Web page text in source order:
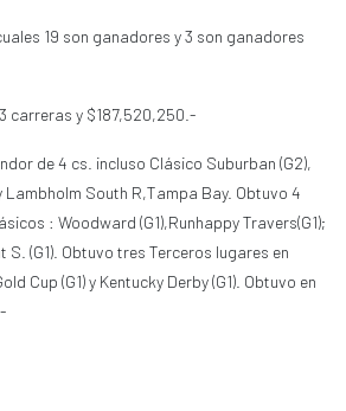
19 son ganadores y 3 son ganadores
carreras y $187,520,250.-
de 4 cs. incluso Clásico Suburban (G2),
Lambholm South R,Tampa Bay. Obtuvo 4
: Woodward (G1),Runhappy Travers(G1);
S. (G1). Obtuvo tres Terceros lugares en
Cup (G1) y Kentucky Derby (G1). Obtuvo en